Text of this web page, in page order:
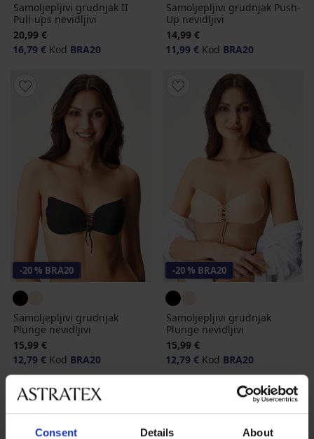
Consent Details About
Samoljepljivi grudnjak II
Pull-ups nevidljivi
20,99 €
16,79 € Kod BRA20
Samoljepljivi grudnjak Push-
Up nevidljivi
14,99 €
11,99 € Kod BRA20
-20 % BRA20
Samoljepljivi grudnjak
Plunge nevidljivi
15,99 €
12,79 € Kod BRA20
-20 % BRA20
Samoljepljivi grudnjak
Plunge nevidljivi
15,99 €
12,79 € Kod BRA20
LIMITED